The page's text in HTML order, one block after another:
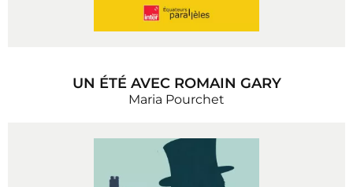
UN ÉTÉ AVEC ROMAIN GARY
Maria Pourchet